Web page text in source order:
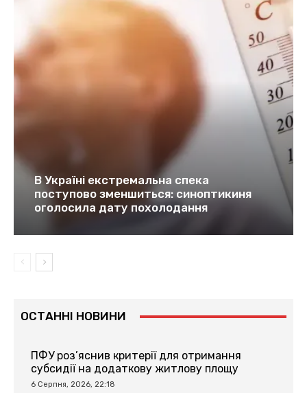
В Україні екстремальна спека
поступово зменшиться: синоптикиня
оголосила дату похолодання
ОСТАННІ НОВИНИ
ПФУ роз’яснив критерії для отримання
субсидії на додаткову житлову площу
6 Серпня, 2026, 22:18